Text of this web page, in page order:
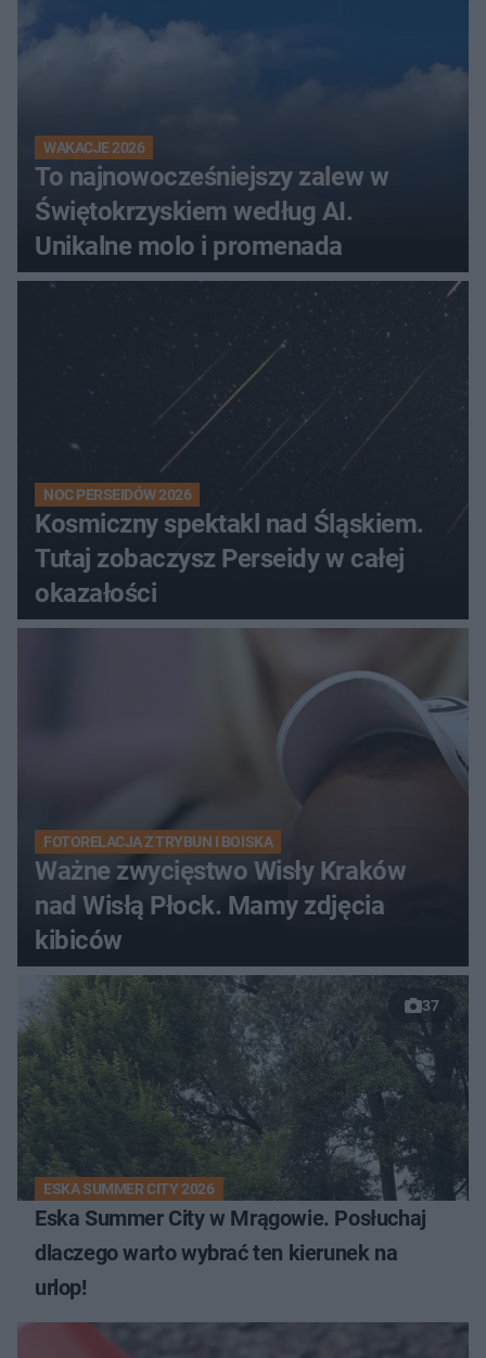
WAKACJE 2026
To najnowocześniejszy zalew w
Świętokrzyskiem według AI.
Unikalne molo i promenada
NOC PERSEIDÓW 2026
Kosmiczny spektakl nad Śląskiem.
Tutaj zobaczysz Perseidy w całej
okazałości
FOTORELACJA Z TRYBUN I BOISKA
Ważne zwycięstwo Wisły Kraków
nad Wisłą Płock. Mamy zdjęcia
kibiców
37
ESKA SUMMER CITY 2026
Eska Summer City w Mrągowie. Posłuchaj
dlaczego warto wybrać ten kierunek na
urlop!